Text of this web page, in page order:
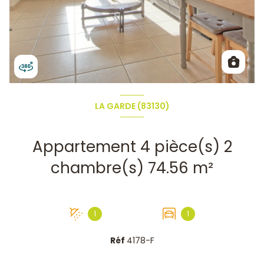
LA GARDE (83130)
Appartement 4 pièce(s) 2
chambre(s) 74.56 m²
1 1
Réf 4178-F